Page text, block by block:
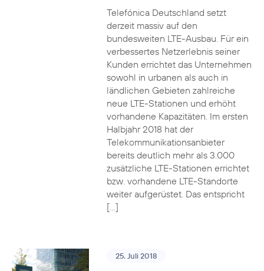
Telefónica Deutschland setzt
derzeit massiv auf den
bundesweiten LTE-Ausbau. Für ein
verbessertes Netzerlebnis seiner
Kunden errichtet das Unternehmen
sowohl in urbanen als auch in
ländlichen Gebieten zahlreiche
neue LTE-Stationen und erhöht
vorhandene Kapazitäten. Im ersten
Halbjahr 2018 hat der
Telekommunikationsanbieter
bereits deutlich mehr als 3.000
zusätzliche LTE-Stationen errichtet
bzw. vorhandene LTE-Standorte
weiter aufgerüstet. Das entspricht
[…]
25. Juli 2018